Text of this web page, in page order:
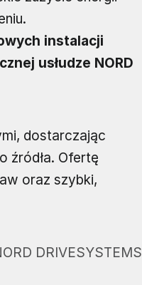
instalacji
usłudze NORD
dostarczając
źródła. Ofertę
oraz szybki,
DRIVESYSTEMS